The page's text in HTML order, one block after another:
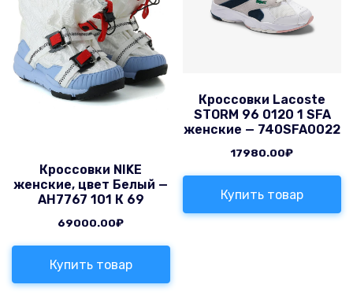
Кроссовки NIKE
женские, цвет Белый —
AH7767 101 К 69
69000.00₽
Купить товар
Кроссовки Lacoste
STORM 96 0120 1 SFA
женские — 740SFA0022
17980.00₽
Купить товар